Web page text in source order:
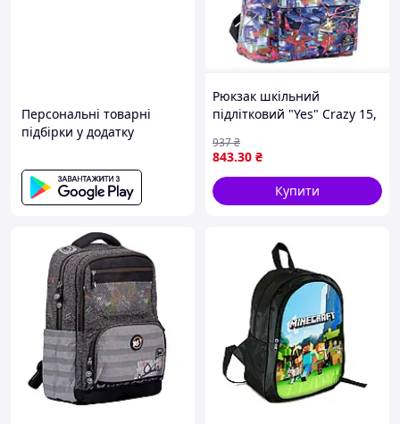
Персональні товарні
підбірки у додатку
Рюкзак шкільний
підлітковий "Yes" Crazy 15,
843.30 ₴
937₴
Купити